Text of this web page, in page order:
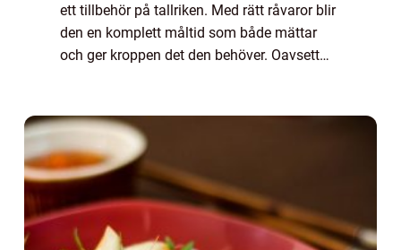
ett tillbehör på tallriken. Med rätt råvaror blir
den en komplett måltid som både mättar
och ger kroppen det den behöver. Oavsett